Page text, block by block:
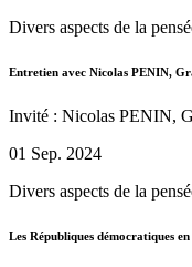
Divers aspects de la
Entretien avec Nicolas PENIN,
Invité : Nicolas PENIN,
01 Sep. 2024
Divers aspects de la
Les Républiques démocratiques